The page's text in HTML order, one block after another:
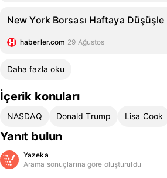
New York Borsası Haftaya Düşüşle
haberler.com 29 Ağustos
Daha fazla oku
İçerik konuları
NASDAQ Donald Trump Lisa Cook
Yanıt bulun
Yazeka
Arama sonuçlarına göre oluşturuldu